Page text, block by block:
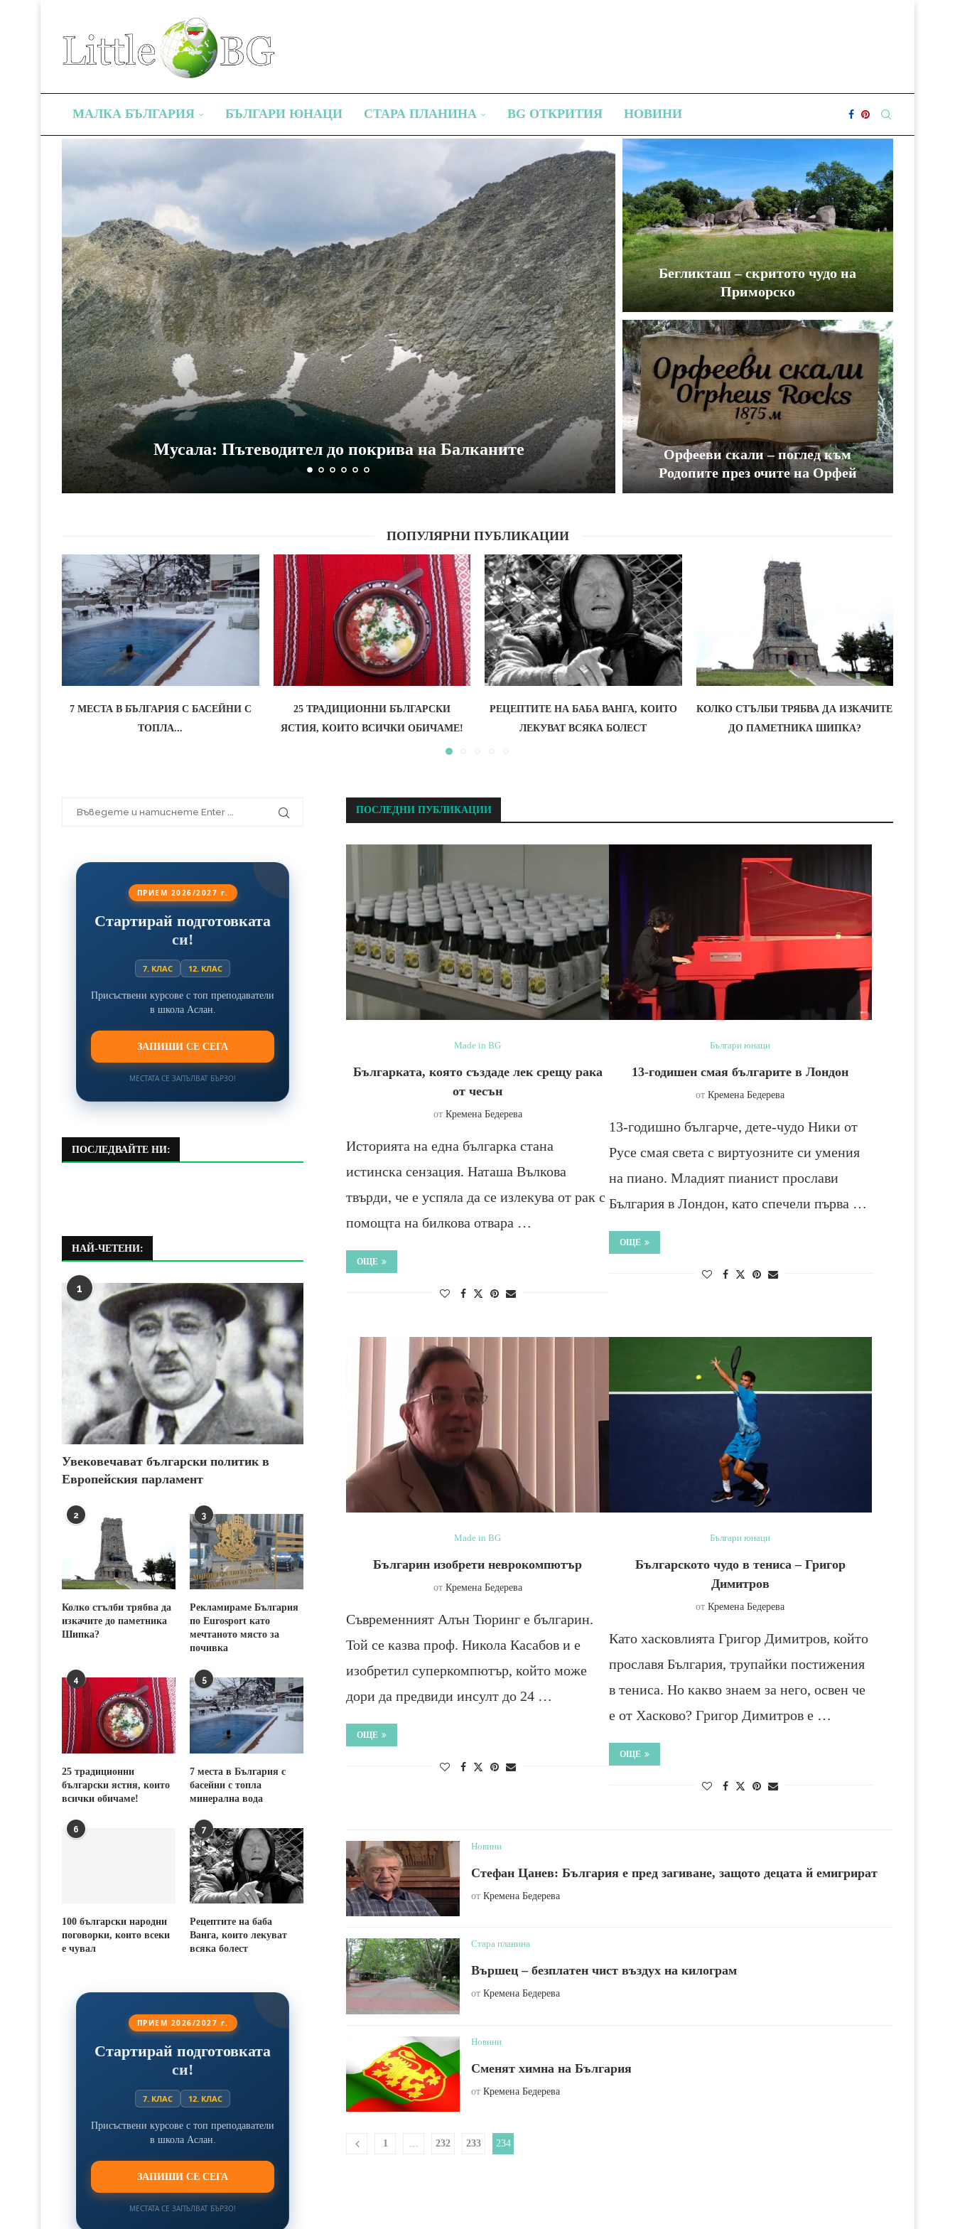
МАЛКА БЪЛГАРИЯ БЪЛГАРИ ЮНАЦИ СТАРА ПЛАНИНА BG ОТКРИТИЯ НОВИНИ
Мусала: Пътеводител до покрива на Балканите
Бегликташ – скритото чудо на
Приморско
Орфееви скали – поглед към
Родопите през очите на Орфей
ПОПУЛЯРНИ ПУБЛИКАЦИИ
7 МЕСТА В БЪЛГАРИЯ С БАСЕЙНИ С
ТОПЛА...
25 ТРАДИЦИОННИ БЪЛГАРСКИ
ЯСТИЯ, КОИТО ВСИЧКИ ОБИЧАМЕ!
РЕЦЕПТИТЕ НА БАБА ВАНГА, КОИТО
ЛЕКУВАТ ВСЯКА БОЛЕСТ
КОЛКО СТЪЛБИ ТРЯБВА ДА ИЗКАЧИТЕ
ДО ПАМЕТНИКА ШИПКА?
ПОСЛЕДНИ ПУБЛИКАЦИИ
Made in BG
Българката, която създаде лек срещу рака
от чесън
от Кремена Бедерева
Историята на една българка стана
истинска сензация. Наташа Вълкова
твърди, че е успяла да се излекува от рак с
помощта на билкова отвара …
ОЩЕ
Българи юнаци
13-годишен смая българите в Лондон
отКремена Бедерева
13-годишно българче, дете-чудо Ники от
Русе смая света с виртуозните си умения
на пиано. Младият пианист прослави
България в Лондон, като спечели първа …
ОЩЕ
Made in BG
Българин изобрети неврокомпютър
от Кремена Бедерева
Съвременният Алън Тюринг е българин.
Той се казва проф. Никола Касабов и е
изобретил суперкомпютър, който може
дори да предвиди инсулт до 24 …
ОЩЕ
Българи юнаци
Българското чудо в тениса – Григор
Димитров
отКремена Бедерева
Като хасковлията Григор Димитров, който
прославя България, трупайки постижения
в тениса. Но какво знаем за него, освен че
е от Хасково? Григор Димитров е …
ОЩЕ
Новини
Стефан Цанев: България е пред загиване, защото децата й емигрират
отКремена Бедерева
Стара планина
Вършец – безплатен чист въздух на килограм
отКремена Бедерева
Новини
Сменят химна на България
отКремена Бедерева
1 … 232 233 234
ПРИЕМ 2026/2027 г.
Стартирай подготовката
си!
7. КЛАС 12. КЛАС
Присъствени курсове с топ преподаватели
в школа Аслан.
ЗАПИШИ СЕ СЕГА
МЕСТАТА СЕ ЗАПЪЛВАТ БЪРЗО!
ПОСЛЕДВАЙТЕ НИ:
НАЙ-ЧЕТЕНИ:
1
Увековечават български политик в
Европейския парламент
2
Колко стълби трябва да
изкачите до паметника
Шипка?
3
Рекламираме България
по Eurosport като
мечтаното място за
почивка
4
25 традиционни
български ястия, които
всички обичаме!
5
7 места в България с
басейни с топла
минерална вода
6
100 български народни
поговорки, които всеки
е чувал
7
Рецептите на баба
Ванга, които лекуват
всяка болест
ПРИЕМ 2026/2027 г.
Стартирай подготовката
си!
7. КЛАС 12. КЛАС
Присъствени курсове с топ преподаватели
в школа Аслан.
ЗАПИШИ СЕ СЕГА
МЕСТАТА СЕ ЗАПЪЛВАТ БЪРЗО!